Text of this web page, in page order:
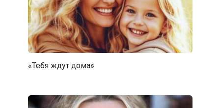
«Тебя ждут дома»